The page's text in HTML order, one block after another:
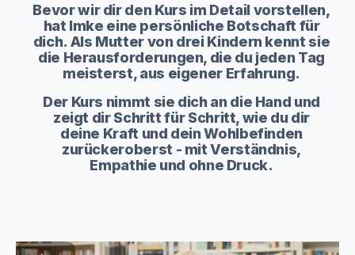
Bevor wir dir den Kurs im Detail vorstellen,
hat Imke eine persönliche Botschaft für
dich. Als Mutter von drei Kindern kennt sie
die Herausforderungen, die du jeden Tag
meisterst, aus eigener Erfahrung.
Der Kurs nimmt sie dich an die Hand und
zeigt dir Schritt für Schritt, wie du dir
deine Kraft und dein Wohlbefinden
zurückeroberst - mit Verständnis,
Empathie und ohne Druck.